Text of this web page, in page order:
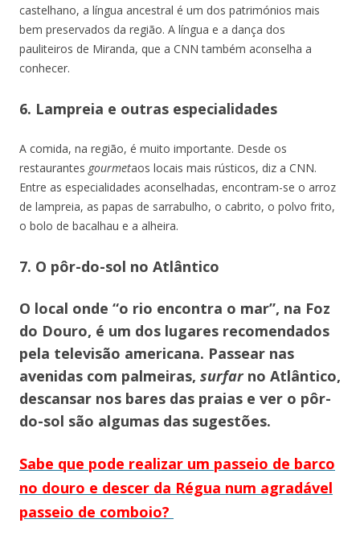
castelhano, a língua ancestral é um dos patrimónios mais
bem preservados da região. A língua e a dança dos
pauliteiros de Miranda, que a CNN também aconselha a
conhecer.
6. Lampreia e outras especialidades
A comida, na região, é muito importante. Desde os
restaurantes gourmetaos locais mais rústicos, diz a CNN.
Entre as especialidades aconselhadas, encontram-se o arroz
de lampreia, as papas de sarrabulho, o cabrito, o polvo frito,
o bolo de bacalhau e a alheira.
7. O pôr-do-sol no Atlântico
O local onde “o rio encontra o mar”, na Foz
do Douro, é um dos lugares recomendados
pela televisão americana. Passear nas
avenidas com palmeiras, surfar no Atlântico,
descansar nos bares das praias e ver o pôr-
do-sol são algumas das sugestões.
Sabe que pode realizar um passeio de barco
no douro e descer da Régua num agradável
passeio de comboio?